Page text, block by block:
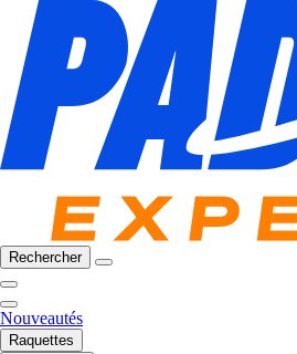
Rechercher
Nouveautés
Raquettes